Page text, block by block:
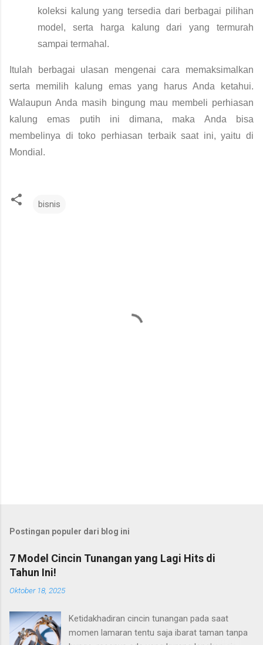
koleksi kalung yang tersedia dari berbagai pilihan
model, serta harga kalung dari yang termurah
sampai termahal.
Itulah berbagai ulasan mengenai cara memaksimalkan
serta memilih
kalung emas yang harus Anda ketahui.
Walaupun Anda masih bingung mau membeli perhiasan
kalung emas putih ini dimana, maka Anda bisa
membelinya di toko perhiasan terbaik saat ini, yaitu di
Mondial.
bisnis
Postingan populer dari blog ini
7 Model Cincin Tunangan yang Lagi Hits di
Tahun Ini!
Oktober 18, 2025
Ketidakhadiran cincin tunangan pada saat
momen lamaran tentu saja ibarat taman tanpa